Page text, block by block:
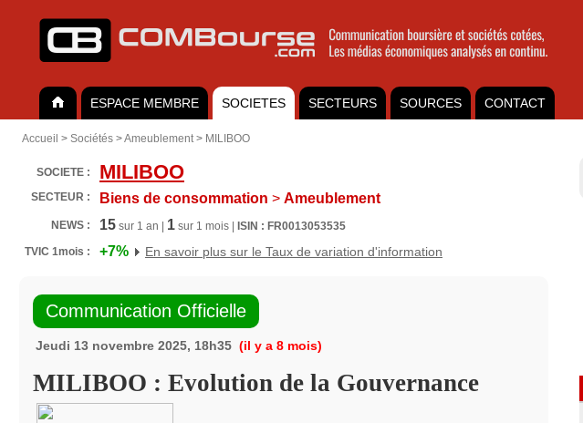
ESPACE MEMBRE SOCIETES SECTEURS SOURCES CONTACT
Accueil > Sociétés >Ameublement> MILIBOO
SOCIETE : MILIBOO
SECTEUR : Biens de consommation > Ameublement
NEWS : 15 sur 1 an | 1 sur 1 mois |
ISIN : FR0013053535
TVIC 1mois :
+7% En savoir plus sur le Taux de variation d'information
Communication Officielle
Jeudi 13 novembre 2025, 18h35 (il y a 8 mois)
MILIBOO : Evolution de la Gouvernance